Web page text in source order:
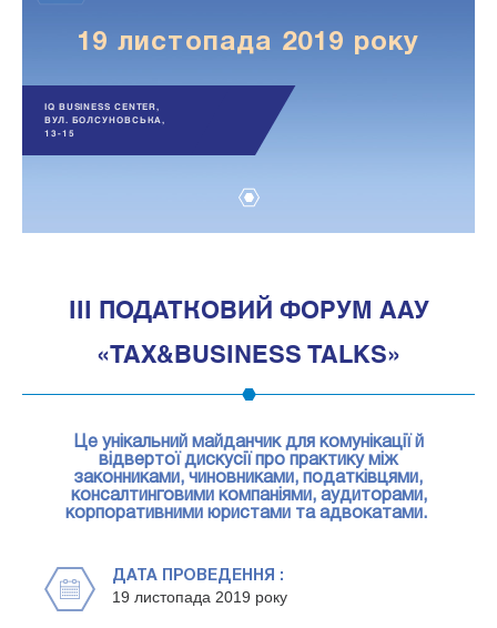
19 листопада 2019 року
IQ BUSINESS CENTER,
ВУЛ. БОЛСУНОВСЬКА,
13-15
III ПОДАТКОВИЙ ФОРУМ ААУ
«TAX&BUSINESS TALKS»
Це унікальний майданчик для комунікації й
відвертої дискусії про практику між
законниками, чиновниками, податківцями,
консалтинговими компаніями, аудиторами,
корпоративними юристами та адвокатами.
ДАТА ПРОВЕДЕННЯ :
19 листопада 2019 року